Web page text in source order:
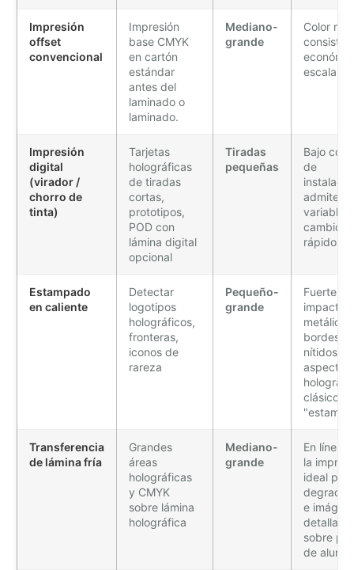
Impresión
offset
convencional
Impresión
base CMYK
en cartón
estándar
antes del
laminado o
laminado.
Mediano-
grande
Color
escala
Impresión
digital
(virador /
chorro de
tinta)
Tarjetas
holográficas
de tiradas
cortas,
prototipos,
POD con
lámina digital
opcional
Tiradas
pequeñas
Bajo
de
admite
variables
cambios
rápidos
Estampado
en caliente
Detectar
logotipos
holográficos,
fronteras,
iconos de
rareza
Pequeño-
grande
Fuerte
impacto
metálico,
bordes
nítidos,
aspecto
clásico
Transferencia
de lámina fría
Grandes
áreas
holográficas
y CMYK
sobre lámina
holográfica
Mediano-
grande
En línea
la
ideal para
e
sobre
de